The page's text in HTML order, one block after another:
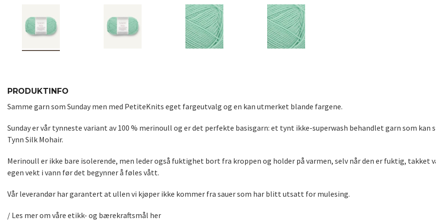
PRODUKTINFO
Samme garn som Sunday men med PetiteKnits eget fargeutvalg og en kan utmerket blande fargene.
Sunday er vår tynneste variant av 100 % merinoull og er det perfekte basisgarn: et tynt ikke-superwash behandlet garn som
Tynn Silk Mohair.
Merinoull er ikke bare isolerende, men leder også fuktighet bort fra kroppen og holder på varmen, selv når den er fuktig, takket
egen vekt i vann før det begynner å føles vått.
Vår leverandør har garantert at ullen vi kjøper ikke kommer fra sauer som har blitt utsatt for mulesing.
/ Les mer om våre etikk- og bærekraftsmål her